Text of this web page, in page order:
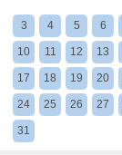
3 4 5 6
10 11 12 13
17 18 19 20
24 25 26 27
31